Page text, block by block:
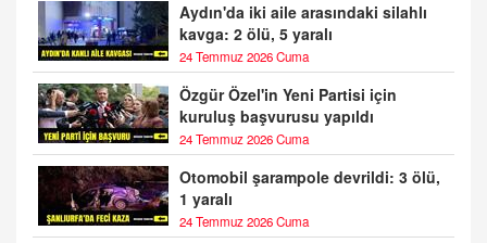
Aydın'da iki aile arasındaki silahlı
kavga: 2 ölü, 5 yaralı
24 Temmuz 2026 Cuma
Özgür Özel'in Yeni Partisi için
kuruluş başvurusu yapıldı
24 Temmuz 2026 Cuma
Otomobil şarampole devrildi: 3 ölü,
1 yaralı
24 Temmuz 2026 Cuma